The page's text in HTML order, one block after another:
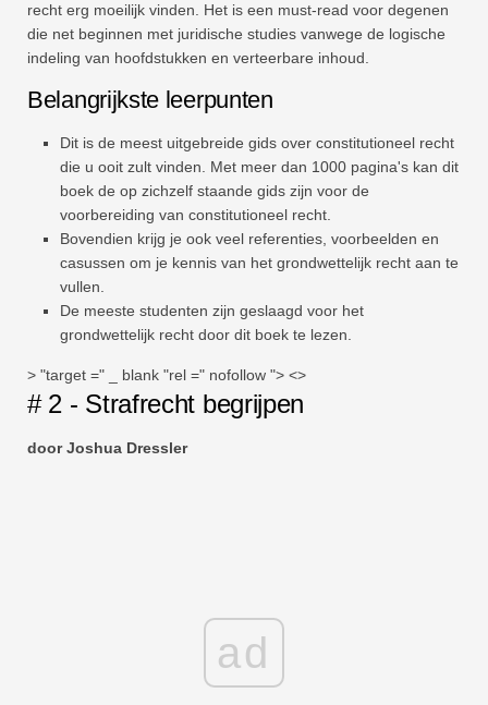
recht erg moeilijk vinden. Het is een must-read voor degenen
die net beginnen met juridische studies vanwege de logische
indeling van hoofdstukken en verteerbare inhoud.
Belangrijkste leerpunten
Dit is de meest uitgebreide gids over constitutioneel recht
die u ooit zult vinden. Met meer dan 1000 pagina's kan dit
boek de op zichzelf staande gids zijn voor de
voorbereiding van constitutioneel recht.
Bovendien krijg je ook veel referenties, voorbeelden en
casussen om je kennis van het grondwettelijk recht aan te
vullen.
De meeste studenten zijn geslaagd voor het
grondwettelijk recht door dit boek te lezen.
> "target =" _ blank "rel =" nofollow "> <>
# 2 - Strafrecht begrijpen
door Joshua Dressler
ad